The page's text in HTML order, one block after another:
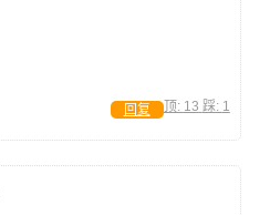
顶: 13 踩: 1
回复